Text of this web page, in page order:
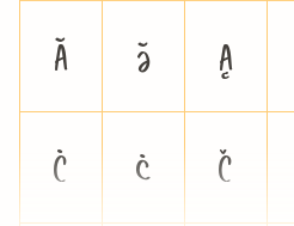
Ă
ă Ą
Ċ
ċ Č